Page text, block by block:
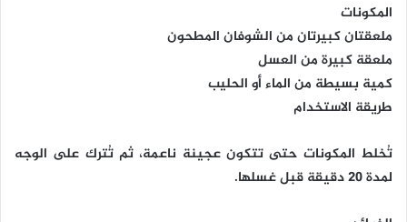
المكونات
ملعقتان كبيرتان من الشوفان المطحون
ملعقة كبيرة من العسل
كمية بسيطة من الماء أو الحليب
طريقة الاستخدام
تُخلط المكونات حتى تتكون عجينة ناعمة، ثم تُترك على الوجه
لمدة 20 دقيقة قبل غسلها.